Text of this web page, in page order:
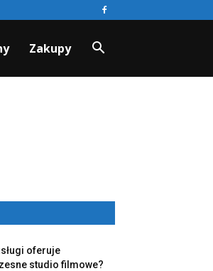
Zakupy
oferuje
studio filmowe?